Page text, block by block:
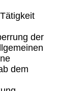
der
dem